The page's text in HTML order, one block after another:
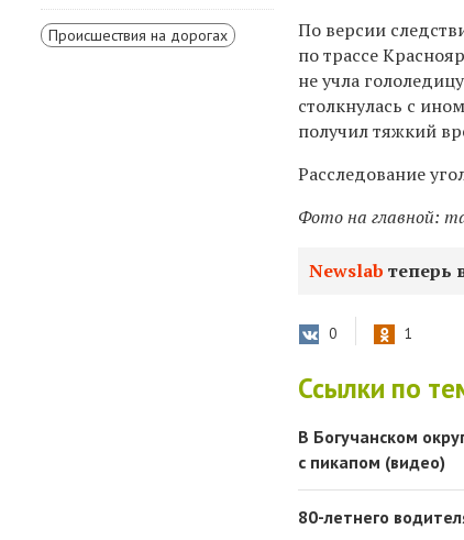
Происшествия на дорогах
По версии
по трассе
не учла
столкнулась с
получил тяжкий
Расследование
Фото на главной:
Newslab теперь
0 1
Ссылки по
В Богучанском
с пикапом (видео)
80-летнего